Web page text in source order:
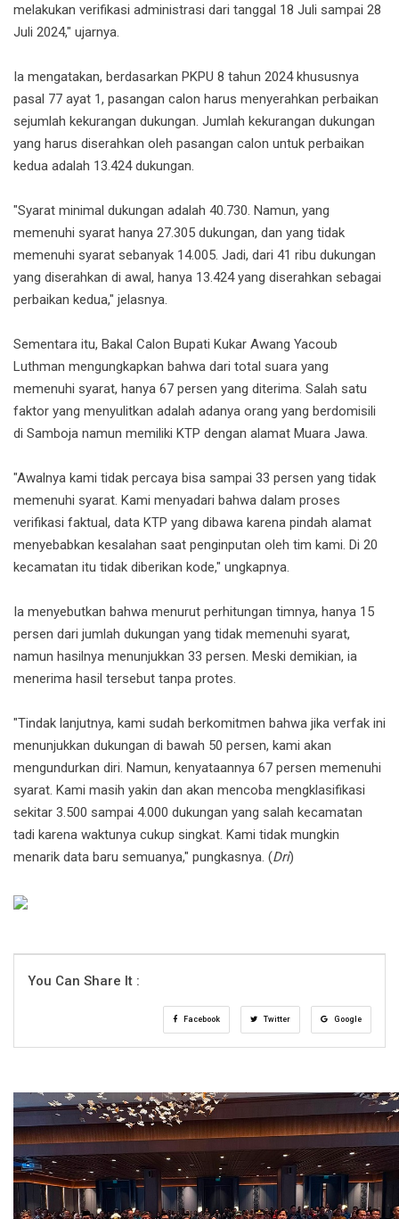
melakukan verifikasi administrasi dari tanggal 18 Juli sampai 28
Juli 2024," ujarnya.
Ia mengatakan, berdasarkan PKPU 8 tahun 2024 khususnya
pasal 77 ayat 1, pasangan calon harus menyerahkan perbaikan
sejumlah kekurangan dukungan. Jumlah kekurangan dukungan
yang harus diserahkan oleh pasangan calon untuk perbaikan
kedua adalah 13.424 dukungan.
"Syarat minimal dukungan adalah 40.730. Namun, yang
memenuhi syarat hanya 27.305 dukungan, dan yang tidak
memenuhi syarat sebanyak 14.005. Jadi, dari 41 ribu dukungan
yang diserahkan di awal, hanya 13.424 yang diserahkan sebagai
perbaikan kedua," jelasnya.
Sementara itu, Bakal Calon Bupati Kukar Awang Yacoub
Luthman mengungkapkan bahwa dari total suara yang
memenuhi syarat, hanya 67 persen yang diterima. Salah satu
faktor yang menyulitkan adalah adanya orang yang berdomisili
di Samboja namun memiliki KTP dengan alamat Muara Jawa.
"Awalnya kami tidak percaya bisa sampai 33 persen yang tidak
memenuhi syarat. Kami menyadari bahwa dalam proses
verifikasi faktual, data KTP yang dibawa karena pindah alamat
menyebabkan kesalahan saat penginputan oleh tim kami. Di 20
kecamatan itu tidak diberikan kode," ungkapnya.
Ia menyebutkan bahwa menurut perhitungan timnya, hanya 15
persen dari jumlah dukungan yang tidak memenuhi syarat,
namun hasilnya menunjukkan 33 persen. Meski demikian, ia
menerima hasil tersebut tanpa protes.
"Tindak lanjutnya, kami sudah berkomitmen bahwa jika verfak ini
menunjukkan dukungan di bawah 50 persen, kami akan
mengundurkan diri. Namun, kenyataannya 67 persen memenuhi
syarat. Kami masih yakin dan akan mencoba mengklasifikasi
sekitar 3.500 sampai 4.000 dukungan yang salah kecamatan
tadi karena waktunya cukup singkat. Kami tidak mungkin
menarik data baru semuanya," pungkasnya. (Dri)
You Can Share It :
Facebook Twitter Google